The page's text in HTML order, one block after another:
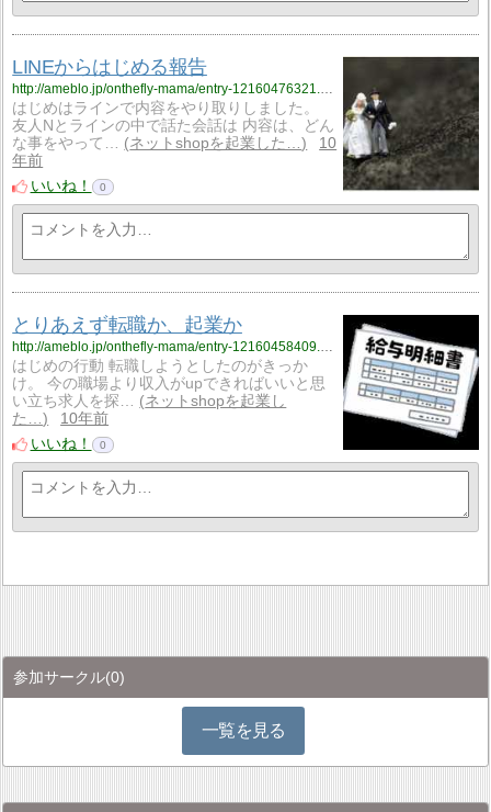
LINEからはじめる報告
http://ameblo.jp/onthefly-mama/entry-12160476321.html
はじめはラインで内容をやり取りしました。
友人Nとラインの中で話た会話は 内容は、どん
な事をやって…
ネットshopを起業した…
10
年前
いいね！
0
とりあえず転職か、起業か
http://ameblo.jp/onthefly-mama/entry-12160458409.html
はじめの行動 転職しようとしたのがきっか
け。 今の職場より収入がupできればいいと思
い立ち求人を探…
ネットshopを起業し
た…
10年前
いいね！
0
参加サークル(0)
一覧を見る